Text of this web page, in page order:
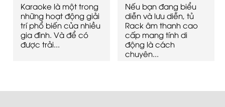
Karaoke là một trong
những hoạt động giải
trí phổ biến của nhiều
gia đình. Và để có
được trải...
Nếu bạn đang biểu
diễn và lưu diễn, tủ
Rack âm thanh cao
cấp mang tính di
động là cách
chuyên...